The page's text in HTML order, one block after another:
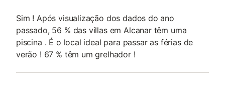
Sim ! Após visualização dos dados do ano
passado, 56 % das villas em Alcanar têm uma
piscina . É o local ideal para passar as férias de
verão ! 67 % têm um grelhador !